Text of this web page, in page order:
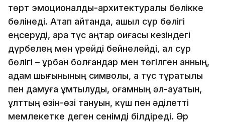
төрт эмоционалды-архитектуралық бөлікке
бөлінеді. Атап айтқанда, ақшыл сұр бөлігі
еңсеруді, қара түс қаңтар оқиғасы кезіндегі
дүрбелең мен үрейді бейнелейді, ал сұр
бөлігі – құрбан болғандар мен төгілген қанның,
адам шығынының символы, ақ түс тұрақтылық
пен дамуға ұмтылуды, қоғамның әл-ауқатын,
ұлттың өзін-өзі тануын, күш пен әділетті
мемлекетке деген сенімді білдіреді. Әр